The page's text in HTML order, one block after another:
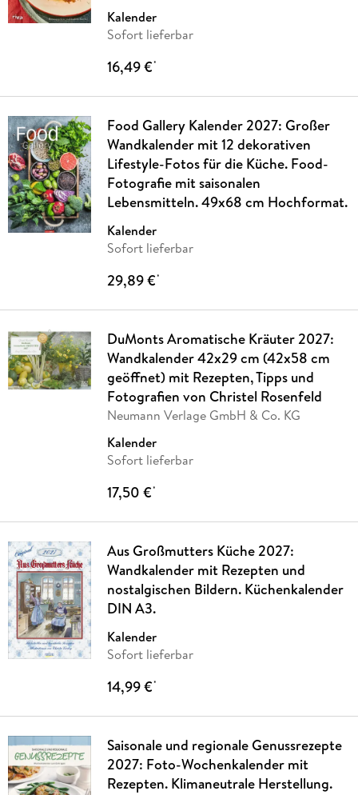
Kalender
Sofort lieferbar
16,49 €*
Food Gallery Kalender 2027: Großer
Wandkalender mit 12 dekorativen
Lifestyle-Fotos für die Küche. Food-
Fotografie mit saisonalen
Lebensmitteln. 49x68 cm Hochformat.
Kalender
Sofort lieferbar
29,89 €*
DuMonts Aromatische Kräuter 2027:
Wandkalender 42x29 cm (42x58 cm
geöffnet) mit Rezepten, Tipps und
Fotografien von Christel Rosenfeld
Neumann Verlage GmbH & Co. KG
Kalender
Sofort lieferbar
17,50 €*
Aus Großmutters Küche 2027:
Wandkalender mit Rezepten und
nostalgischen Bildern. Küchenkalender
DIN A3.
Kalender
Sofort lieferbar
14,99 €*
Saisonale und regionale Genussrezepte
2027: Foto-Wochenkalender mit
Rezepten. Klimaneutrale Herstellung.